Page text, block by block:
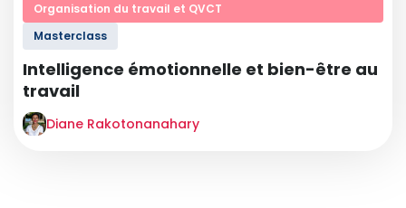
Organisation du travail et QVCT
Masterclass
Intelligence émotionnelle et bien-être au
travail
Diane Rakotonanahary